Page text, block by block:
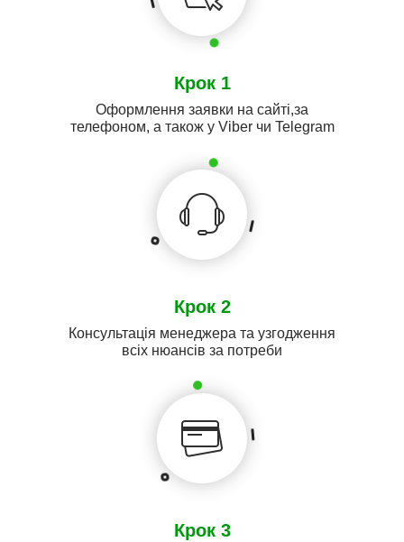
Крок 1
Оформлення заявки на сайті,за
телефоном, а також у Viber чи Telegram
Крок 2
Консультація менеджера та узгодження
всіх нюансів за потреби
Крок 3